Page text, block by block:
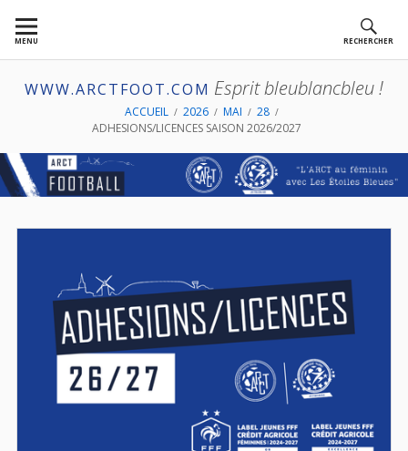
auMENU RECHERCHER
WWW.ARCTFOOT.COM Esprit bleublancbleu !
D'ARIANE
ACCUEIL 2026 MAI
28
ADHESIONS/LICENCES SAISON 2026/2027